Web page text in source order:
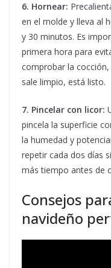
6. Hornear:
en el molde y lleva al
y 30 minutos. Es
primera hora para
comprobar la
sale limpio, está listo.
7. Pincelar con licor:
pincela la superficie
la humedad y
repetir cada dos días
más tiempo antes de
Consejos
navideño